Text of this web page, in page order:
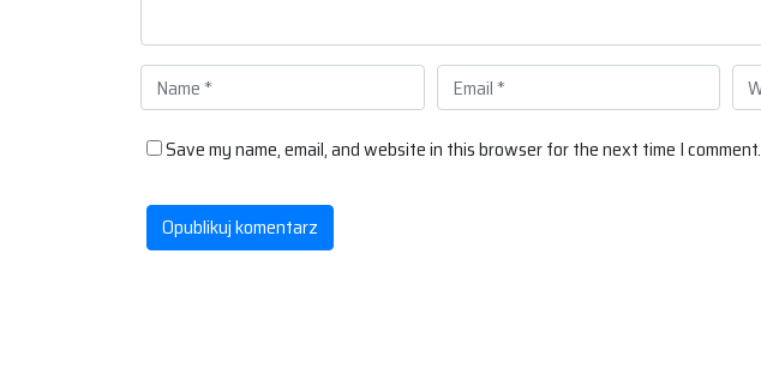
Save my name, email, and website in this browser for the next time I comment.